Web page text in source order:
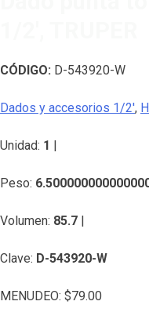
CÓDIGO: D-543920-W
Dados y accesorios 1/2',
Unidad: 1 |
Peso:
Volumen: 85.7 |
Clave: D-543920-W
MENUDEO: $79.00